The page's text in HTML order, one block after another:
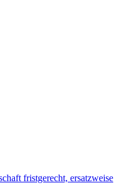
fristgerecht, ersatzweise